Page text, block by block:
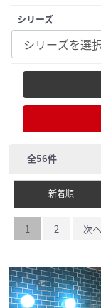
シリーズ
全56件
新着順
1 2 次へ